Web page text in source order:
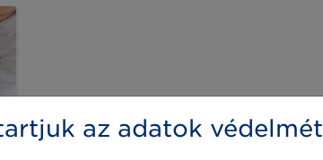
az adatok védelmét